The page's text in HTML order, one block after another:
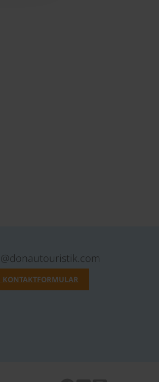
KONTAKTFORMULAR